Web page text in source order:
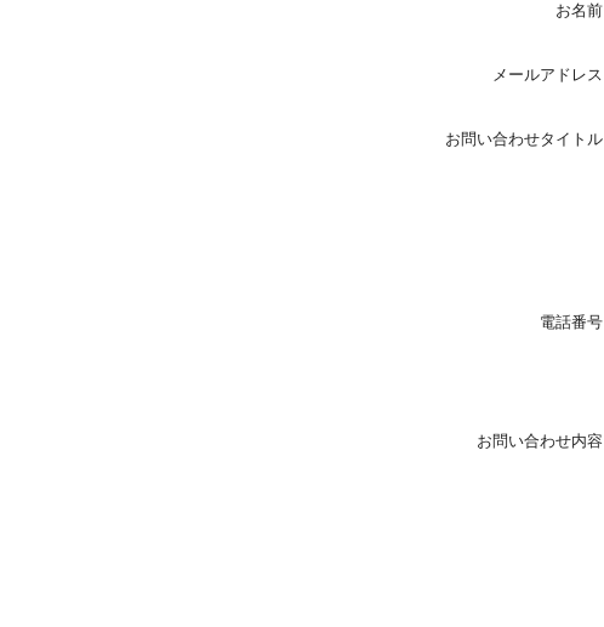
お名前
メールアドレス
お問い合わせタイトル
電話番号
お問い合わせ内容